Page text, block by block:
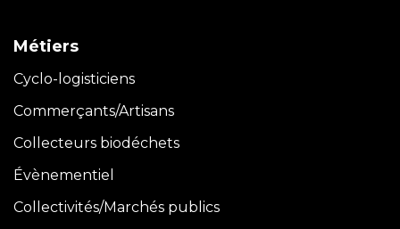
Métiers
Cyclo-logisticiens
Commerçants/Artisans
Collecteurs biodéchets
Évènementiel
Collectivités/Marchés publics